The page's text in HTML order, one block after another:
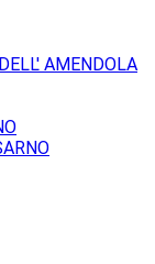
AMENDOLA